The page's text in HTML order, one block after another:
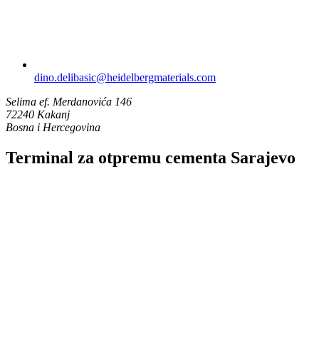
dino.delibasic​@heidelbergmaterials.com
Selima ef. Merdanovića 146
72240 Kakanj
Bosna i Hercegovina
Terminal za otpremu cementa Sarajevo